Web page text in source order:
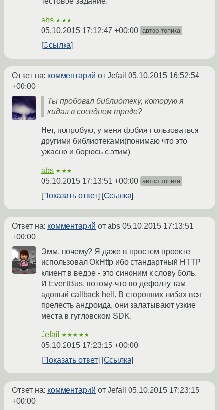
abs ★★★
05.10.2015 17:12:47 +00:00 автор топика
Ссылка
Ответ на: комментарий от Jefail 05.10.2015 16:52:54
+00:00
Ты пробовал библиотеку, которую я
кидал в соседнем треде?
Нет, попробую, у меня фобия пользоваться
другими библиотеками(понимаю что это
ужасно и борюсь с этим)
abs ★★★
05.10.2015 17:13:51 +00:00 автор топика
Показать ответ Ссылка
Ответ на: комментарий от abs 05.10.2015 17:13:51
+00:00
Эмм, почему? Я даже в простом проекте
использовал OkHttp ибо стандартный HTTP
клиент в ведре - это синоним к слову боль.
И EventBus, потому-что по дефолту там
адовый callback hell. В сторонних либах вся
прелесть андроида, они залатывают узкие
места в гугловском SDK.
Jefail ★★★★★
05.10.2015 17:23:15 +00:00
Показать ответ
Ссылка
Ответ на: комментарий от Jefail 05.10.2015 17:23:15
+00:00